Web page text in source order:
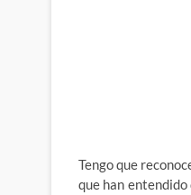
Tengo que
que han